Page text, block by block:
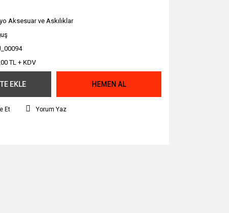
Aksesuar ve Askılıklar
TL + KDV
EKLE HEMEN AL
Et Yorum Yaz